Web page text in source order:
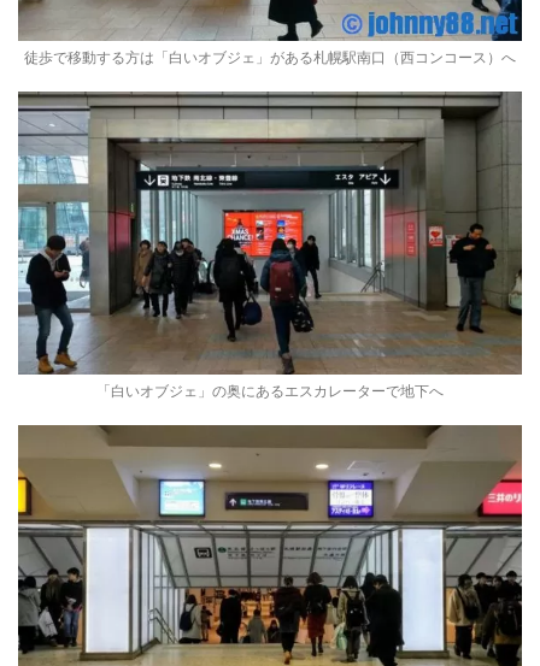
徒歩で移動する方は「白いオブジェ」がある札幌駅南口（西コンコース）へ
「白いオブジェ」の奥にあるエスカレーターで地下へ